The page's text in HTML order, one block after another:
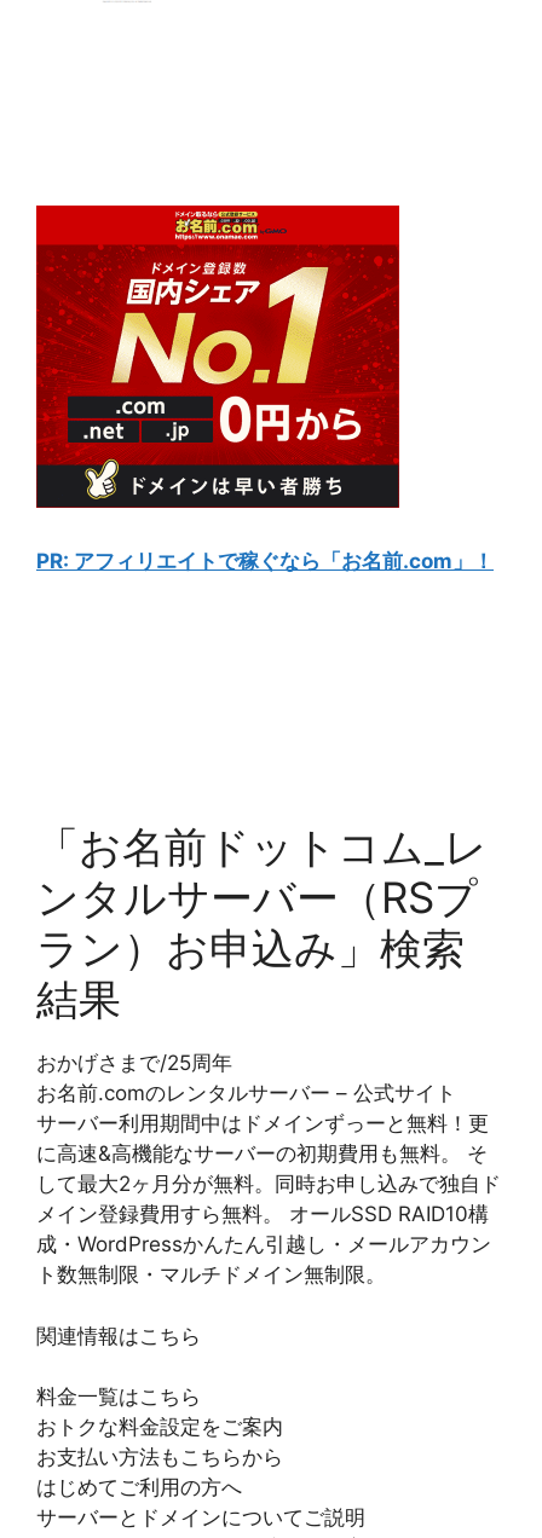
PR: アフィリエイトで稼ぐなら「お名前.com」！
「お名前ドットコム_レ
ンタルサーバー（RSプ
ラン）お申込み」検索
結果
おかげさまで/25周年
お名前.comのレンタルサーバー – 公式サイト
サーバー利用期間中はドメインずっーと無料！更
に高速&高機能なサーバーの初期費用も無料。 そ
して最大2ヶ月分が無料。同時お申し込みで独自ド
メイン登録費用すら無料。 オールSSD RAID10構
成・WordPressかんたん引越し・メールアカウン
ト数無制限・マルチドメイン無制限。
関連情報はこちら
料金一覧はこちら
おトクな料金設定をご案内
お支払い方法もこちらから
はじめてご利用の方へ
サーバーとドメインについてご説明